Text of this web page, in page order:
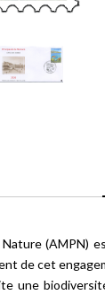
de cet
une